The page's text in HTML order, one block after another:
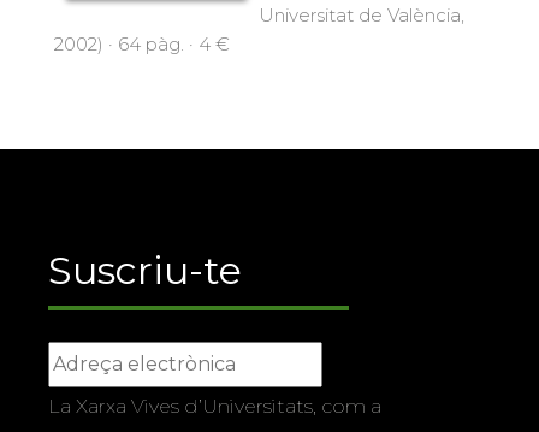
Universitat de València,
2002) · 64 pàg. · 4 €
Suscriu-te
La Xarxa Vives d’Universitats, com a